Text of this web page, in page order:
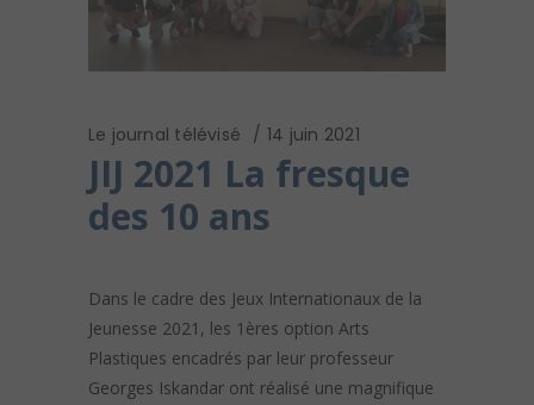
Le journal télévisé 14 juin 2021
JIJ 2021 La fresque
des 10 ans
Dans le cadre des Jeux Internationaux de la
Jeunesse 2021, les 1ères option Arts
Plastiques encadrés par leur professeur
Georges Iskandar ont réalisé une magnifique